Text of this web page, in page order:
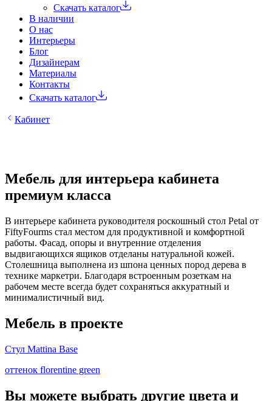
Скачать каталог
В наличии
О нас
Интерьеры
Блог
Дизайнерам
Материалы
Контакты
Скачать каталог
Кабинет
Мебель для интерьера кабинета
премиум класса
В интерьере кабинета руководителя роскошный стол Petal от
FiftyFourms стал местом для продуктивной и комфортной
работы. Фасад, опоры и внутренние отделения
выдвигающихся ящиков отделаны натуральной кожей.
Столешница выполнена из шпона ценных пород дерева в
технике маркетри. Благодаря встроенным розеткам на
рабочем месте всегда будет сохраняться аккуратный и
минималистичный вид.
Мебель в проекте
Стул Mattina Base
оттенок florentine green
Вы можете выбрать другие цвета и